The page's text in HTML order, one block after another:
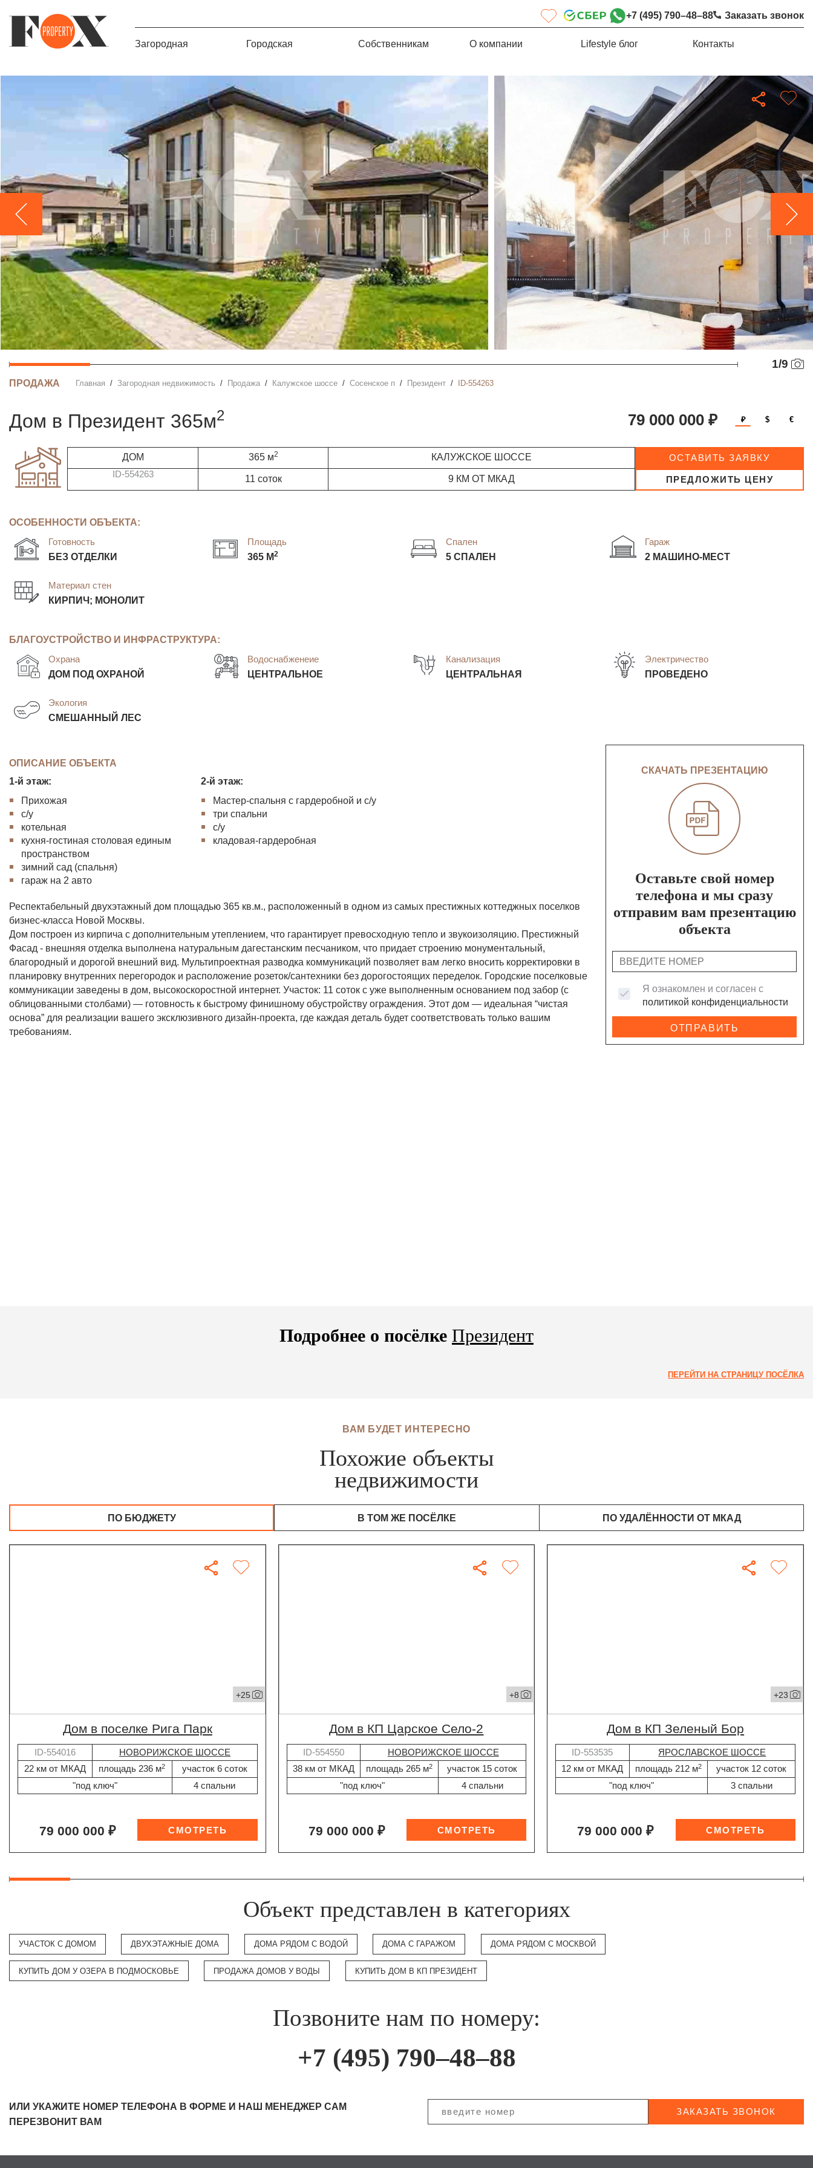
+7 (495) 790–48–88 Заказать звонок
Загородная Городская Собственникам О компании Lifestyle блог Контакты
1/9
ПРОДАЖА Главная Загородная недвижимость Продажа Калужское шоссе Сосенское п Президент ID-554263
дом в Президент 365м2 79 000 000 ₽ ₽ $ €
ДОМ 365 м2 КАЛУЖСКОЕ ШОССЕ
ID-554263 11 соток 9 КМ ОТ МКАД
ОСТАВИТЬ ЗАЯВКУ
ПРЕДЛОЖИТЬ ЦЕНУ
ОСОБЕННОСТИ ОБЪЕКТА:
Готовность
БЕЗ ОТДЕЛКИ
Площадь
365 М2
Спален
5 СПАЛЕН
Гараж
2 МАШИНО-МЕСТ
Материал стен
КИРПИЧ; МОНОЛИТ
БЛАГОУСТРОЙСТВО И ИНФРАСТРУКТУРА:
Охрана
ДОМ ПОД ОХРАНОЙ
Водоснабженеие
ЦЕНТРАЛЬНОЕ
Канализация
ЦЕНТРАЛЬНАЯ
Электричество
ПРОВЕДЕНО
Экология
СМЕШАННЫЙ ЛЕС
ОПИСАНИЕ ОБЪЕКТА
1-й этаж:
Прихожая
с/у
котельная
кухня-гостиная столовая единым
пространством
зимний сад (спальня)
гараж на 2 авто
2-й этаж:
Мастер-спальня с гардеробной и с/у
три спальни
с/у
кладовая-гардеробная
Респектабельный двухэтажный дом площадью 365 кв.м., расположенный в одном из самых престижных коттеджных поселков
бизнес-класса Новой Москвы.
Дом построен из кирпича с дополнительным утеплением, что гарантирует превосходную тепло и звукоизоляцию. Престижный
Фасад - внешняя отделка выполнена натуральным дагестанским песчаником, что придает строению монументальный,
благородный и дорогой внешний вид. Мультипроектная разводка коммуникаций позволяет вам легко вносить корректировки в
планировку внутренних перегородок и расположение розеток/сантехники без дорогостоящих переделок. Городские поселковые
коммуникации заведены в дом, высокоскоростной интернет. Участок: 11 соток с уже выполненным основанием под забор (с
облицованными столбами) — готовность к быстрому финишному обустройству ограждения. Этот дом — идеальная “чистая
основа” для реализации вашего эксклюзивного дизайн-проекта, где каждая деталь будет соответствовать только вашим
требованиям.
СКАЧАТЬ ПРЕЗЕНТАЦИЮ
Оставьте свой номер
телефона и мы сразу
отправим вам презентацию
объекта
Я ознакомлен и согласен с
политикой конфиденциальности
ОТПРАВИТЬ
Подробнее о посёлке Президент
ПЕРЕЙТИ НА СТРАНИЦУ ПОСЁЛКА
ВАМ БУДЕТ ИНТЕРЕСНО
Похожие объекты
недвижимости
ПО БЮДЖЕТУ В ТОМ ЖЕ ПОСЁЛКЕ ПО УДАЛЁННОСТИ ОТ МКАД
+25
дом в поселке Рига Парк
ID-554016
НОВОРИЖСКОЕ ШОССЕ
22 км от МКАД
площадь 236 м2
участок 6 соток
"под ключ"
4 спальни
79 000 000 ₽
+8
дом в КП Царское Село-2
ID-554550
НОВОРИЖСКОЕ ШОССЕ
38 км от МКАД
площадь 265 м2
участок 15 соток
"под ключ"
4 спальни
79 000 000 ₽
+23
дом в КП Зеленый Бор
ID-553535
ЯРОСЛАВСКОЕ ШОССЕ
12 км от МКАД
площадь 212 м2
участок 12 соток
"под ключ"
3 спальни
79 000 000 ₽
Объект представлен в категориях
УЧАСТОК С ДОМОМ ДВУХЭТАЖНЫЕ ДОМА ДОМА РЯДОМ С ВОДОЙ ДОМА С ГАРАЖОМ ДОМА РЯДОМ С МОСКВОЙ
КУПИТЬ ДОМ У ОЗЕРА В ПОДМОСКОВЬЕ ПРОДАЖА ДОМОВ У ВОДЫ КУПИТЬ ДОМ В КП ПРЕЗИДЕНТ
Позвоните нам по номеру:
+7 (495) 790–48–88
ИЛИ УКАЖИТЕ НОМЕР ТЕЛЕФОНА В ФОРМЕ И НАШ МЕНЕДЖЕР САМ
ПЕРЕЗВОНИТ ВАМ
ЗАКАЗАТЬ ЗВОНОК